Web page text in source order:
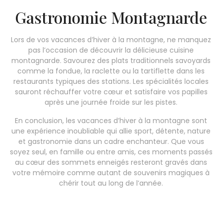
Gastronomie Montagnarde
Lors de vos vacances d’hiver à la montagne, ne manquez
pas l’occasion de découvrir la délicieuse cuisine
montagnarde. Savourez des plats traditionnels savoyards
comme la fondue, la raclette ou la tartiflette dans les
restaurants typiques des stations. Les spécialités locales
sauront réchauffer votre cœur et satisfaire vos papilles
après une journée froide sur les pistes.
En conclusion, les vacances d’hiver à la montagne sont
une expérience inoubliable qui allie sport, détente, nature
et gastronomie dans un cadre enchanteur. Que vous
soyez seul, en famille ou entre amis, ces moments passés
au cœur des sommets enneigés resteront gravés dans
votre mémoire comme autant de souvenirs magiques à
chérir tout au long de l’année.